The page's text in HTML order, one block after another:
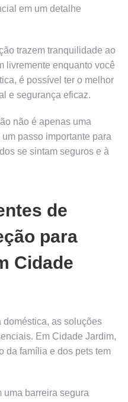
em um detalhe
trazem tranquilidade ao
livremente enquanto você
é possível ter o melhor
e segurança eficaz.
não é apenas uma
passo importante para
se sintam seguros e à
de
para
Cidade
doméstica, as soluções
Em Cidade Jardim,
da família e dos pets tem
uma barreira segura